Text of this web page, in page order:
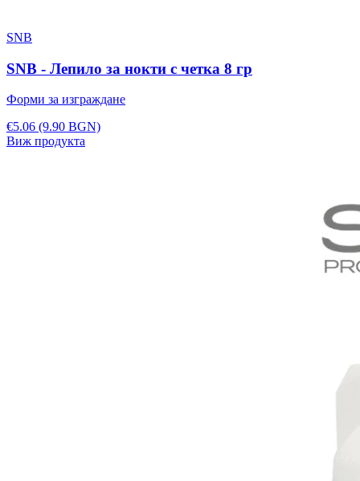
SNB
SNB - Лепило за нокти с четка 8 гр
Форми за изграждане
€5.06 (9.90 BGN)
Виж продукта